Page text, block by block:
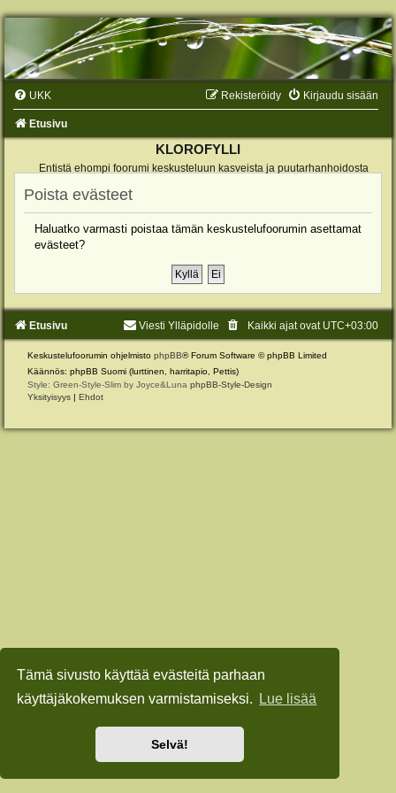
Tämä sivusto käyttää evästeitä parhaan
käyttäjäkokemuksen varmistamiseksi.
Lue lisää
Selvä!
UKK Kirjaudu sisään
Rekisteröidy
Etusivu
KLOROFYLLI
Entistä ehompi foorumi keskusteluun kasveista ja puutarhanhoidosta
Poista evästeet
Haluatko varmasti poistaa tämän keskustelufoorumin asettamat
evästeet?
Etusivu Kaikki ajat ovat UTC+03:00
Viesti Ylläpidolle
Keskustelufoorumin ohjelmisto phpBB® Forum Software © phpBB Limited
Käännös: phpBB Suomi (lurttinen, harritapio, Pettis)
Style: Green-Style-Slim by Joyce&Luna phpBB-Style-Design
Yksityisyys | Ehdot